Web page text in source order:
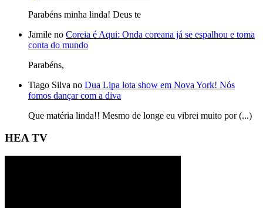
Parabéns minha linda! Deus te
Jamile no Coreia é Aqui: Onda coreana já se espalhou e toma
conta do mundo
Parabéns,
Tiago Silva no Dua Lipa lota show em Nova York! Nós
fomos dançar com a diva
Que matéria linda!! Mesmo de longe eu vibrei muito por (...)
HEA TV